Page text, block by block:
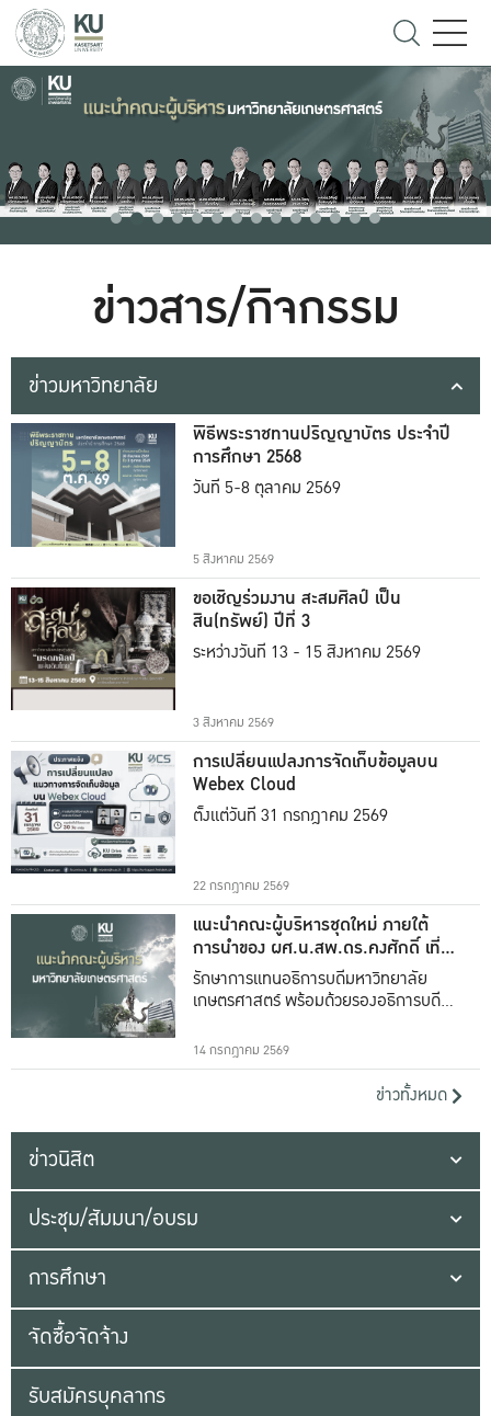
ข่าวสาร/กิจกรรม
ข่าวมหาวิทยาลัย
พิธีพระราชทานปริญญาบัตร ประจำปี
การศึกษา 2568
วันที่ 5-8 ตุลาคม 2569
5 สิงหาคม 2569
ขอเชิญร่วมงาน สะสมศิลป์ เป็น
สิน(ทรัพย์) ปีที่ 3
ระหว่างวันที่ 13 - 15 สิงหาคม 2569
3 สิงหาคม 2569
การเปลี่ยนแปลงการจัดเก็บข้อมูลบน
Webex Cloud
ตั้งแต่วันที่ 31 กรกฎาคม 2569
22 กรกฎาคม 2569
แนะนำคณะผู้บริหารชุดใหม่ ภายใต้
การนำของ ผศ.น.สพ.ดร.คงศักดิ์ เที่ยง
ธรรม
รักษาการแทนอธิการบดีมหาวิทยาลัย
เกษตรศาสตร์ พร้อมด้วยรองอธิการบดีทั้ง
14 กรกฎาคม 2569
ข่าวทั้งหมด
ข่าวนิสิต
ประชุม/สัมมนา/อบรม
การศึกษา
จัดซื้อจัดจ้าง
รับสมัครบุคลากร